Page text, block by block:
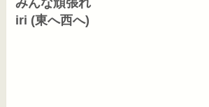
みんな頑張れ
iri (東へ西へ)